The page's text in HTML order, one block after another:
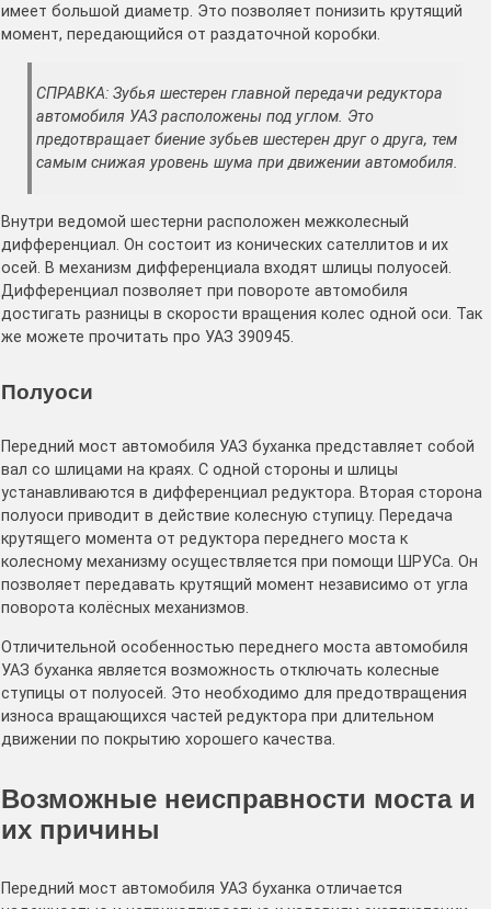
имеет большой диаметр. Это позволяет понизить крутящий
момент, передающийся от раздаточной коробки.
СПРАВКА: Зубья шестерен главной передачи редуктора
автомобиля УАЗ расположены под углом. Это
предотвращает биение зубьев шестерен друг о друга, тем
самым снижая уровень шума при движении автомобиля.
Внутри ведомой шестерни расположен межколесный
дифференциал. Он состоит из конических сателлитов и их
осей. В механизм дифференциала входят шлицы полуосей.
Дифференциал позволяет при повороте автомобиля
достигать разницы в скорости вращения колес одной оси. Так
же можете прочитать про УАЗ 390945.
Полуоси
Передний мост автомобиля УАЗ буханка представляет собой
вал со шлицами на краях. С одной стороны и шлицы
устанавливаются в дифференциал редуктора. Вторая сторона
полуоси приводит в действие колесную ступицу. Передача
крутящего момента от редуктора переднего моста к
колесному механизму осуществляется при помощи ШРУСа. Он
позволяет передавать крутящий момент независимо от угла
поворота колёсных механизмов.
Отличительной особенностью переднего моста автомобиля
УАЗ буханка является возможность отключать колесные
ступицы от полуосей. Это необходимо для предотвращения
износа вращающихся частей редуктора при длительном
движении по покрытию хорошего качества.
Возможные неисправности моста и
их причины
Передний мост автомобиля УАЗ буханка отличается